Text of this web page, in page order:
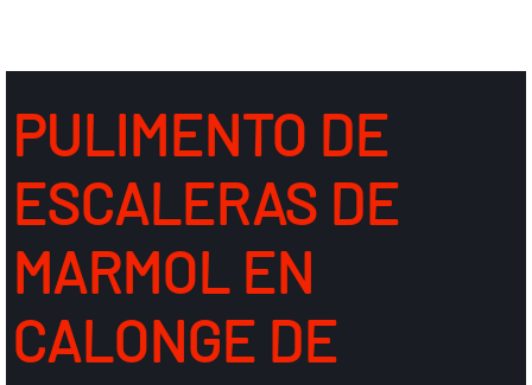
PULIMENTO DE
ESCALERAS DE
MARMOL EN
CALONGE DE